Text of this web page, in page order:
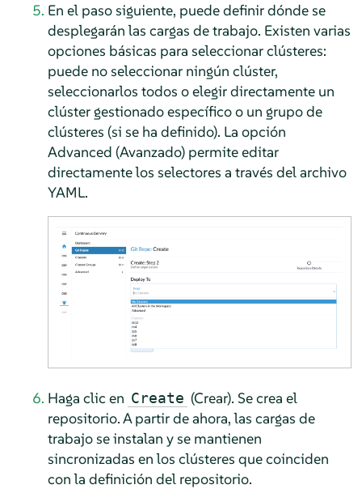
En el paso siguiente, puede definir dónde se
desplegarán las cargas de trabajo. Existen varias
opciones básicas para seleccionar clústeres:
puede no seleccionar ningún clúster,
seleccionarlos todos o elegir directamente un
clúster gestionado específico o un grupo de
clústeres (si se ha definido). La opción
Advanced (Avanzado) permite editar
directamente los selectores a través del archivo
YAML.
Haga clic en Create (Crear). Se crea el
repositorio. A partir de ahora, las cargas de
trabajo se instalan y se mantienen
sincronizadas en los clústeres que coinciden
con la definición del repositorio.